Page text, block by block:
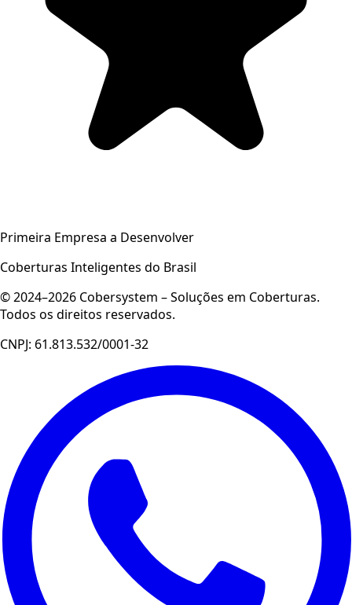
Primeira Empresa a Desenvolver
Coberturas Inteligentes do Brasil
© 2024–2026 Cobersystem – Soluções em Coberturas.
Todos os direitos reservados.
CNPJ: 61.813.532/0001-32